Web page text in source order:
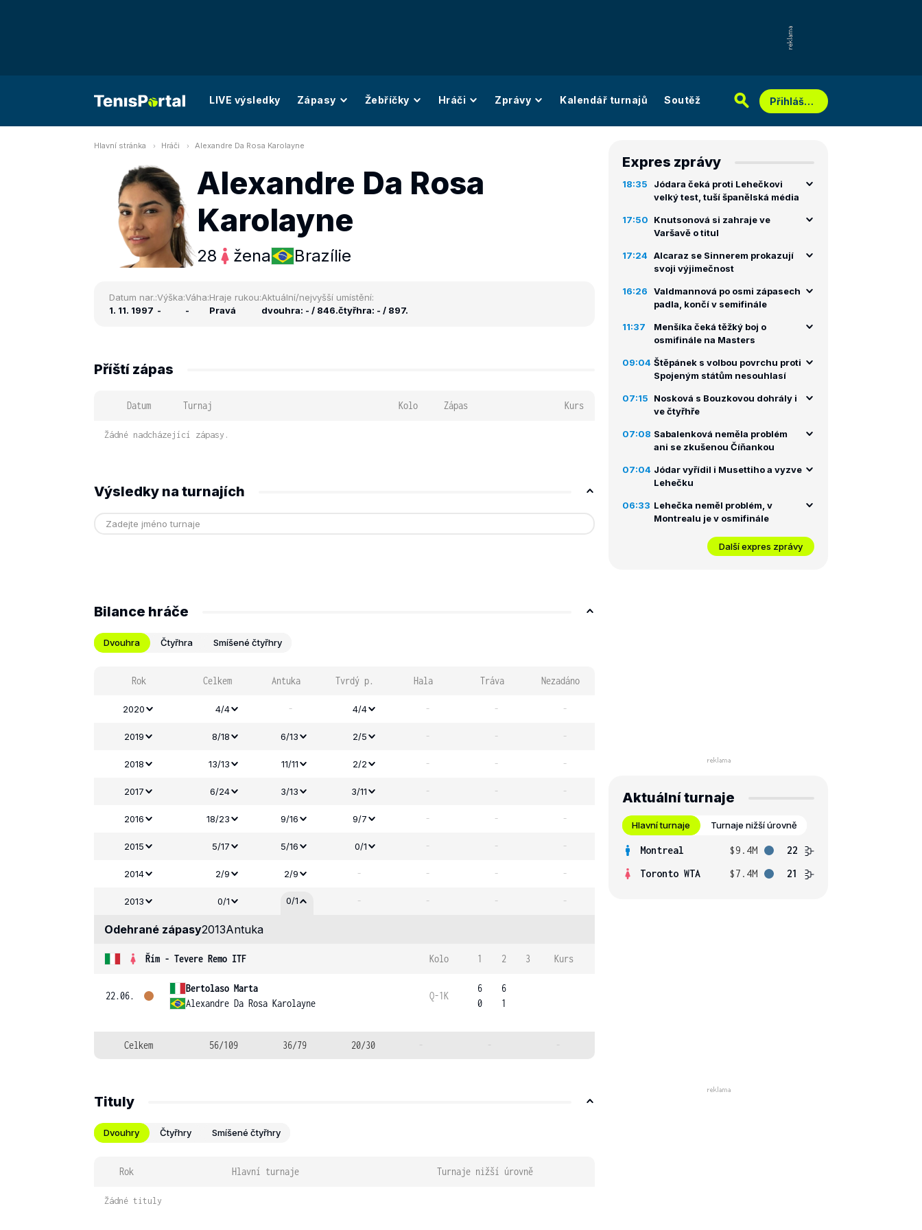
LIVE výsledky Zápasy Žebříčky Hráči Zprávy Kalendář turnajů Soutěž Přihlášení
Hlavní stránka Hráči Alexandre Da Rosa Karolayne
Alexandre Da Rosa
Karolayne
28 žena Brazílie
Datum nar.:
1. 11. 1997
Výška:
-
Váha:
-
Hraje rukou:
Pravá
Aktuální/nejvyšší umístění:
dvouhra: - / 846.čtyřhra: - / 897.
Příští zápas
Datum Turnaj Kolo Zápas Kurs
Žádné nadcházející zápasy.
Výsledky na turnajích
Bilance hráče
Dvouhra Čtyřhra Smíšené čtyřhry
Rok Celkem Antuka Tvrdý p. Hala Tráva Nezadáno
2020 4/4 - 4/4 - - -
2019 8/18 6/13 2/5 - - -
2018 13/13 11/11 2/2 - - -
2017 6/24 3/13 3/11 - - -
2016 18/23 9/16 9/7 - - -
2015 5/17 5/16 0/1 - - -
2014 2/9 2/9 - - - -
2013 0/1 0/1 - - - -
Odehrané zápasy2013Antuka
Řím - Tevere Remo ITF Kolo 1 2 3 Kurs
22.06.
Bertolaso Marta
Alexandre Da Rosa Karolayne
Q-1K
6
0
6
1
Celkem 56/109 36/79 20/30 - - -
Tituly
Dvouhry Čtyřhry Smíšené čtyřhry
Rok Hlavní turnaje Turnaje nižší úrovně
Žádné tituly
Expres zprávy
18:35
Jódara čeká proti Lehečkovi
velký test, tuší španělská média
17:50
Knutsonová si zahraje ve
Varšavě o titul
17:24 Alcaraz se Sinnerem prokazují
svoji výjimečnost
16:26
Valdmannová po osmi zápasech
padla, končí v semifinále
11:37
Menšíka čeká těžký boj o
osmifinále na Masters
09:04 Štěpánek s volbou povrchu proti
Spojeným státům nesouhlasí
07:15
Nosková s Bouzkovou dohrály i
ve čtyřhře
07:08 Sabalenková neměla problém
ani se zkušenou Číňankou
07:04 Jódar vyřídil i Musettiho a vyzve
Lehečku
06:33 Lehečka neměl problém, v
Montrealu je v osmifinále
Další expres zprávy
Aktuální turnaje
Hlavní turnaje Turnaje nižší úrovně
Montreal $9.4M
22
Toronto WTA
$7.4M 21